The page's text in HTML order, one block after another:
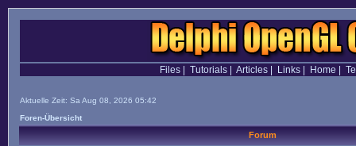
Files| Tutorials| Articles| Links| Home
Aktuelle Zeit: Sa Aug 08, 2026 05:42
Foren-Übersicht
Forum